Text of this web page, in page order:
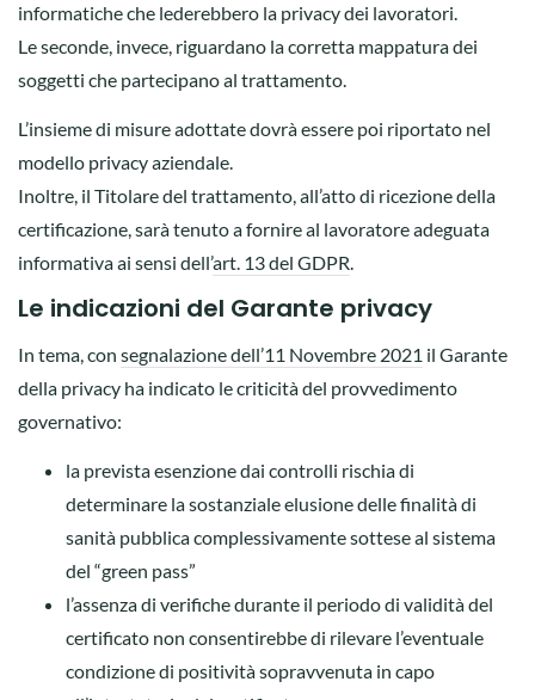
informatiche che lederebbero la privacy dei lavoratori.
Le seconde, invece, riguardano la corretta mappatura dei
soggetti che partecipano al trattamento.
L’insieme di misure adottate dovrà essere poi riportato nel
modello privacy aziendale.
Inoltre, il Titolare del trattamento, all’atto di ricezione della
certificazione, sarà tenuto a fornire al lavoratore adeguata
informativa ai sensi dell’art. 13 del GDPR.
Le indicazioni del Garante privacy
In tema, con segnalazione dell’11 Novembre 2021 il Garante
della privacy ha indicato le criticità del provvedimento
governativo:
la prevista esenzione dai controlli rischia di
determinare la sostanziale elusione delle finalità di
sanità pubblica complessivamente sottese al sistema
del “green pass”
l’assenza di verifiche durante il periodo di validità del
certificato non consentirebbe di rilevare l’eventuale
condizione di positività sopravvenuta in capo